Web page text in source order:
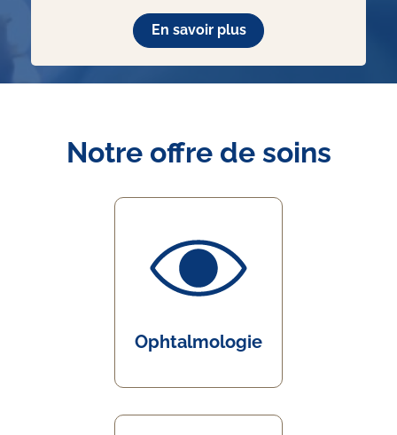
En savoir plus
Notre offre de soins
Ophtalmologie